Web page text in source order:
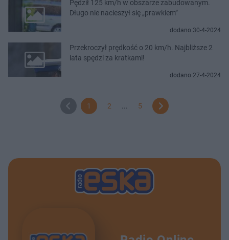
Pędził 125 km/h w obszarze zabudowanym.
Długo nie nacieszył się „prawkiem”
dodano 30-4-2024
Przekroczył prędkość o 20 km/h. Najbliższe 2
lata spędzi za kratkami!
dodano 27-4-2024
1 2 5